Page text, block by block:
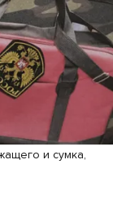
и сумка,